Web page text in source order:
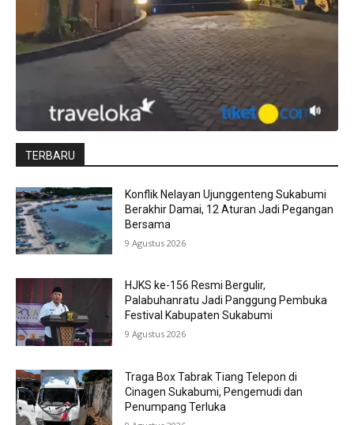
TERBARU
Konflik Nelayan Ujunggenteng Sukabumi
Berakhir Damai, 12 Aturan Jadi Pegangan
Bersama
9 Agustus 2026
HJKS ke-156 Resmi Bergulir,
Palabuhanratu Jadi Panggung Pembuka
Festival Kabupaten Sukabumi
9 Agustus 2026
Traga Box Tabrak Tiang Telepon di
Cinagen Sukabumi, Pengemudi dan
Penumpang Terluka